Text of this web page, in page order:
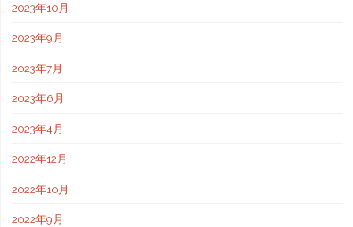
2023年10月
2023年9月
2023年7月
2023年6月
2023年4月
2022年12月
2022年10月
2022年9月